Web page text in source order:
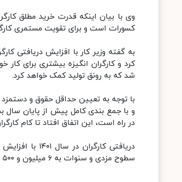
کسورات است و برای تقویت مستمری
به گفته وزیر کار با افزایش دریافتی
کرد و کارگران انگیزه بیشتری برای
شد که به رونق تولید کمک خواهد کرد.
و با جمع بندی کامل پیش از پایان سال
در راه است، این اتفاق افتاد تا کام
سطوح مزدی و سنوات به ۶ میلیون و ۵۰۰ هزار تومان رسید.